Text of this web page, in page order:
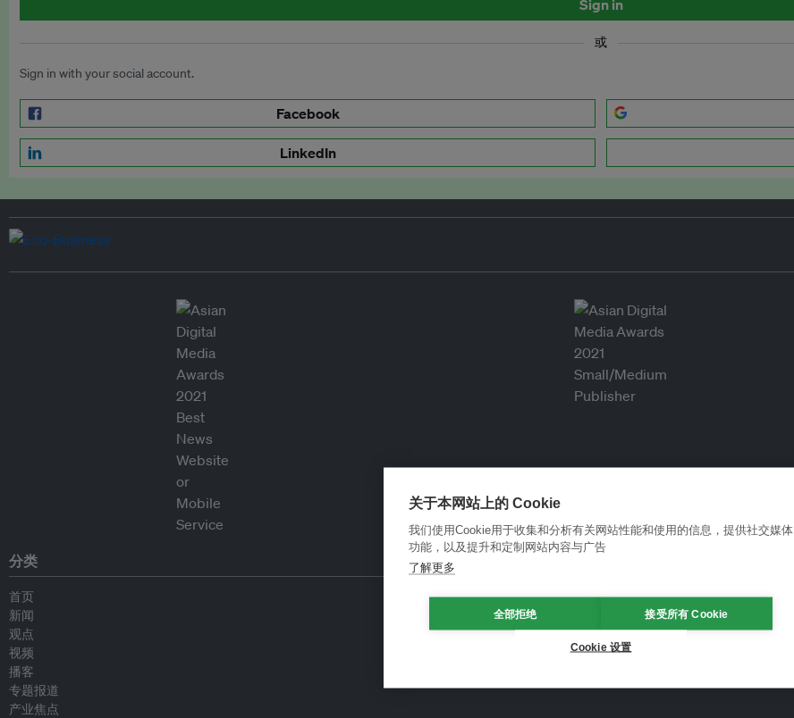
Sign in
或
Sign in with your social account.
Facebook
LinkedIn
分类
首页
新闻
观点
视频
播客
专题报道
产业焦点
关于本网站上的 Cookie
我们使用Cookie用于收集和分析有关网站性能和使用的信息，提供社交媒体
功能，以及提升和定制网站内容与广告
了解更多
全部拒绝 接受所有 Cookie
Cookie 设置